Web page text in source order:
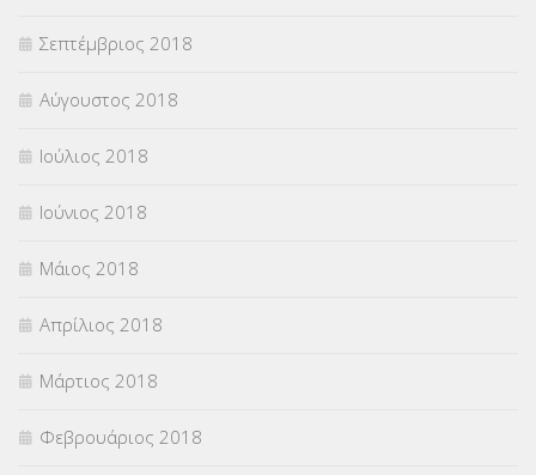
Σεπτέμβριος 2018
Αύγουστος 2018
Ιούλιος 2018
Ιούνιος 2018
Μάιος 2018
Απρίλιος 2018
Μάρτιος 2018
Φεβρουάριος 2018